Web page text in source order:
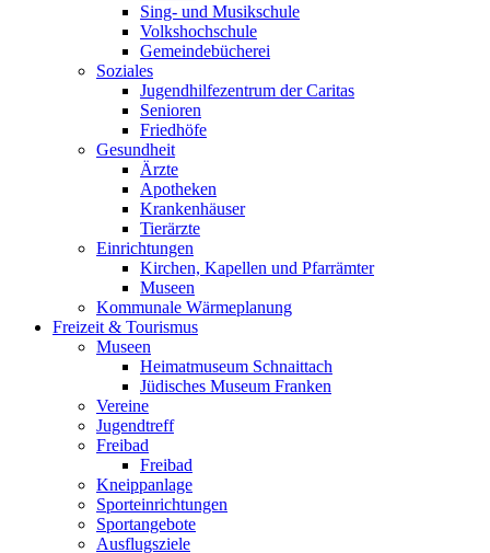
Sing- und Musikschule
Volkshochschule
Gemeindebücherei
Soziales
Jugendhilfezentrum der Caritas
Senioren
Friedhöfe
Gesundheit
Ärzte
Apotheken
Krankenhäuser
Tierärzte
Einrichtungen
Kirchen, Kapellen und Pfarrämter
Museen
Kommunale Wärmeplanung
Freizeit & Tourismus
Museen
Heimatmuseum Schnaittach
Jüdisches Museum Franken
Vereine
Jugendtreff
Freibad
Freibad
Kneippanlage
Sporteinrichtungen
Sportangebote
Ausflugsziele